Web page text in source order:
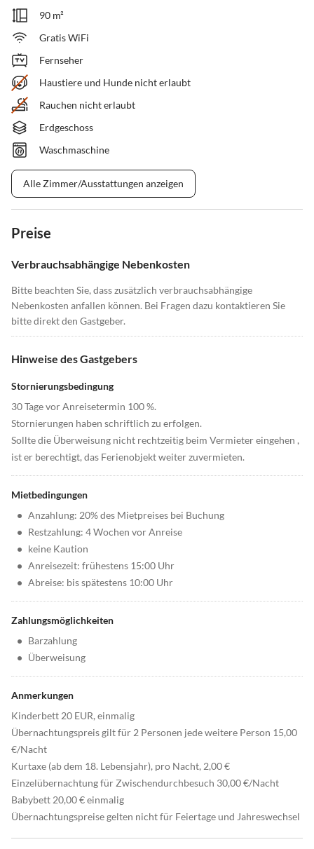
90 m²
Gratis WiFi
Fernseher
Haustiere und Hunde nicht erlaubt
Rauchen nicht erlaubt
Erdgeschoss
Waschmaschine
Alle Zimmer/Ausstattungen anzeigen
Preise
Verbrauchsabhängige Nebenkosten
Bitte beachten Sie, dass zusätzlich verbrauchsabhängige
Nebenkosten anfallen können. Bei Fragen dazu kontaktieren Sie
bitte direkt den Gastgeber.
Hinweise des Gastgebers
Stornierungsbedingung
30 Tage vor Anreisetermin 100 %.
Stornierungen haben schriftlich zu erfolgen.
Sollte die Überweisung nicht rechtzeitig beim Vermieter eingehen ,
ist er berechtigt, das Ferienobjekt weiter zuvermieten.
Mietbedingungen
• Anzahlung: 20% des Mietpreises bei Buchung
• Restzahlung: 4 Wochen vor Anreise
• keine Kaution
• Anreisezeit: frühestens 15:00 Uhr
• Abreise: bis spätestens 10:00 Uhr
Zahlungsmöglichkeiten
• Barzahlung
• Überweisung
Anmerkungen
Kinderbett 20 EUR, einmalig
Übernachtungspreis gilt für 2 Personen jede weitere Person 15,00
€/Nacht
Kurtaxe (ab dem 18. Lebensjahr), pro Nacht, 2,00 €
Einzelübernachtung für Zwischendurchbesuch 30,00 €/Nacht
Babybett 20,00 € einmalig
Übernachtungspreise gelten nicht für Feiertage und Jahreswechsel